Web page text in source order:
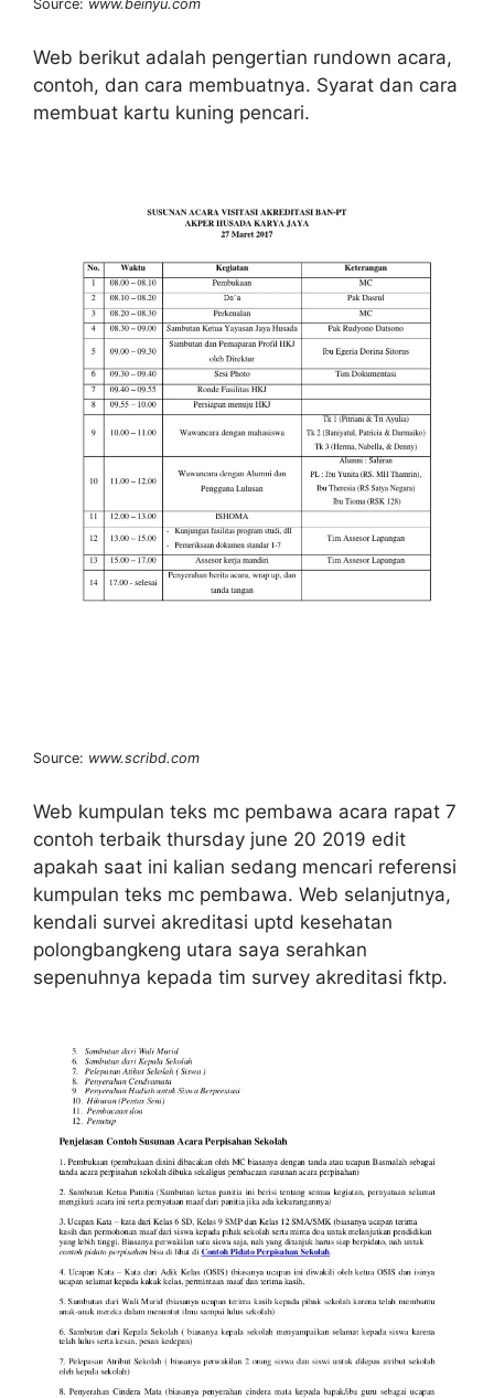
Source: www.beinyu.com
Web berikut adalah pengertian rundown acara,
contoh, dan cara membuatnya. Syarat dan cara
membuat kartu kuning pencari.
Source: www.scribd.com
Web kumpulan teks mc pembawa acara rapat 7
contoh terbaik thursday june 20 2019 edit
apakah saat ini kalian sedang mencari referensi
kumpulan teks mc pembawa. Web selanjutnya,
kendali survei akreditasi uptd kesehatan
polongbangkeng utara saya serahkan
sepenuhnya kepada tim survey akreditasi fktp.